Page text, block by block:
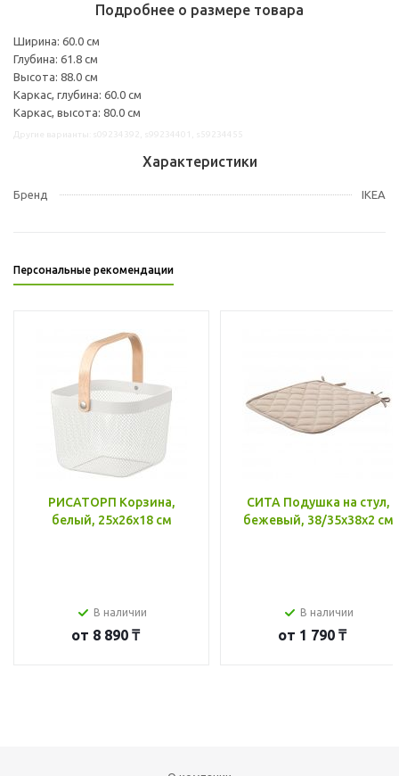
Подробнее о размере товара
Ширина: 60.0 см
Глубина: 61.8 см
Высота: 88.0 см
Каркас, глубина: 60.0 см
Каркас, высота: 80.0 см
Характеристики
Бренд IKEA
Персональные рекомендации
РИСАТОРП Корзина,
белый, 25x26x18 см
В наличии
от 8 890 ₸
СИТА Подушка на стул,
бежевый, 38/35x38x2 см
В наличии
от 1 790 ₸